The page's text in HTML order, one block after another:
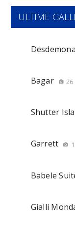
ULTIME
Desdemona
Bagar 26
Shutter
Garrett
Babele
Gialli